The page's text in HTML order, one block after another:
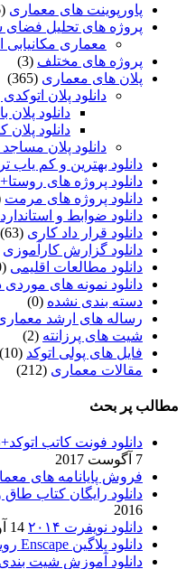
پاورپوینت های معماری (146)
پروژه های تحلیل
معماری مکانیابی
پروژه های مختلف (3)
پلان های معماری (365)
دانلود پلان
دانلود پلان
دانلود پلان
دانلود پلان
دانلود بهترین و کم یاب
دانلود پروژه های
دانلود پروژه های مرمت
دانلود ضوابط و
دانلود قرار داد کاری (63)
دانلود گزارش کارآموزی
دانلود مطالعات اقلیمی (80)
دانلود نمونه های
دسته بندی نشده (0)
رساله های ارشد
شیت های پرزانته (2)
فایل های پولی اتوکد (10)
مقالات معماری (212)
مطالب پر بحث
دانلود فونت کاتب
7 آگوست 2017
فروش پایانامه های
دانلود رایگان کتاب
2016
دانلود نویفرت ۲۰۱۴
14 آوریل 2015
دانلود پلاگین Enscape رویت
دانلود آموزش شیت